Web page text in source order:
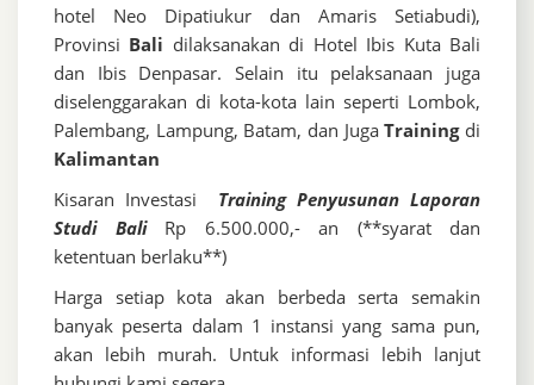
hotel Neo Dipatiukur dan Amaris Setiabudi),
Provinsi Bali dilaksanakan di Hotel Ibis Kuta Bali
dan Ibis Denpasar. Selain itu pelaksanaan juga
diselenggarakan di kota-kota lain seperti Lombok,
Palembang, Lampung, Batam, dan JugaTrainingdi
Kalimantan
Kisaran Investasi
Training Penyusunan Laporan
Studi Bali
Rp 6.500.000,- an (**syarat dan
ketentuan berlaku**)
Harga setiap kota akan berbeda serta semakin
banyak peserta dalam 1 instansi yang sama pun,
akan lebih murah. Untuk informasi lebih lanjut